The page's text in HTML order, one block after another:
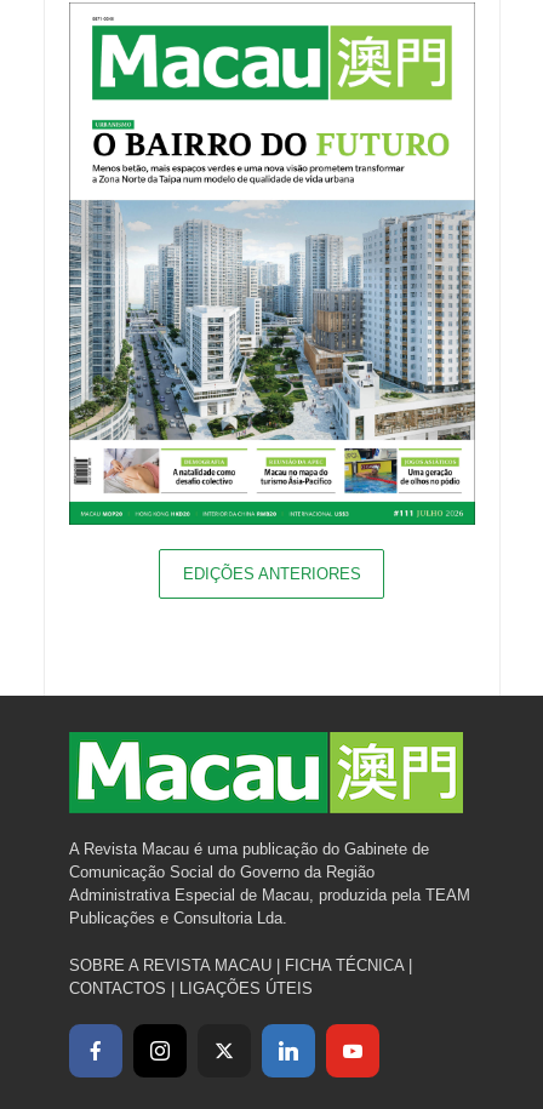
EDIÇÕES ANTERIORES
A Revista Macau é uma publicação do Gabinete de
Comunicação Social do Governo da Região
Administrativa Especial de Macau, produzida pela TEAM
Publicações e Consultoria Lda.
SOBRE A REVISTA MACAU| FICHA TÉCNICA|
CONTACTOS
LIGAÇÕES ÚTEIS